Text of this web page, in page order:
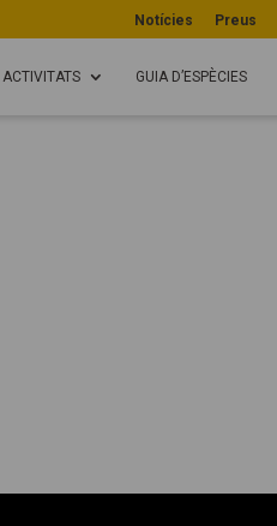
Notícies Preus
ACTIVITATS GUIA D’ESPÈCIES